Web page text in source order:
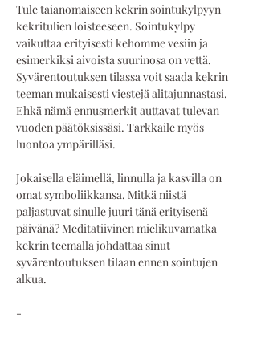
Tule taianomaiseen kekrin sointukylpyyn
kekritulien loisteeseen. Sointukylpy
vaikuttaa erityisesti kehomme vesiin ja
esimerkiksi aivoista suurinosa on vettä.
Syvärentoutuksen tilassa voit saada kekrin
teeman mukaisesti viestejä alitajunnastasi.
Ehkä nämä ennusmerkit auttavat tulevan
vuoden päätöksissäsi. Tarkkaile myös
luontoa ympärilläsi.
Jokaisella eläimellä, linnulla ja kasvilla on
omat symboliikkansa. Mitkä niistä
paljastuvat sinulle juuri tänä erityisenä
päivänä? Meditatiivinen mielikuvamatka
kekrin teemalla johdattaa sinut
syvärentoutuksen tilaan ennen sointujen
alkua.
-